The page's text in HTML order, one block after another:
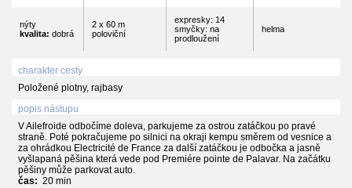
nýty
kvalita: dobrá
2 x 60 m
poloviční
expresky: 14
smyčky: na
prodloužení
helma
charakter cesty
Položené plotny, rajbasy
popis nástupu
V Ailefroide odbočíme doleva, parkujeme za ostrou zatáčkou po pravé
straně. Poté pokračujeme po silnici na okraji kempu směrem od vesnice a
za ohrádkou Electricité de France za další zatáčkou je odbočka a jasně
vyšlapaná pěšina která vede pod Premiére pointe de Palavar. Na začátku
pěšiny může parkovat auto.
čas: 20 min